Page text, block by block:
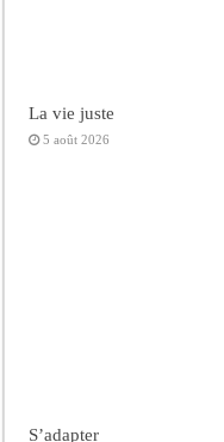
La vie juste
5 août 2026
S’adapter